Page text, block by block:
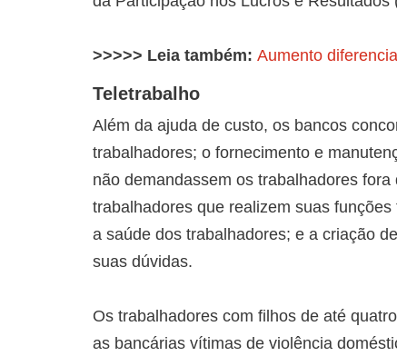
>>>>> Leia também: Aumento
Teletrabalho
Além da ajuda de custo, os bancos
trabalhadores; o fornecimento e
não demandassem os trabalhadores
trabalhadores que realizem suas
a saúde dos trabalhadores; e a criação
suas dúvidas.
Os trabalhadores com filhos de até
as bancárias vítimas de violência